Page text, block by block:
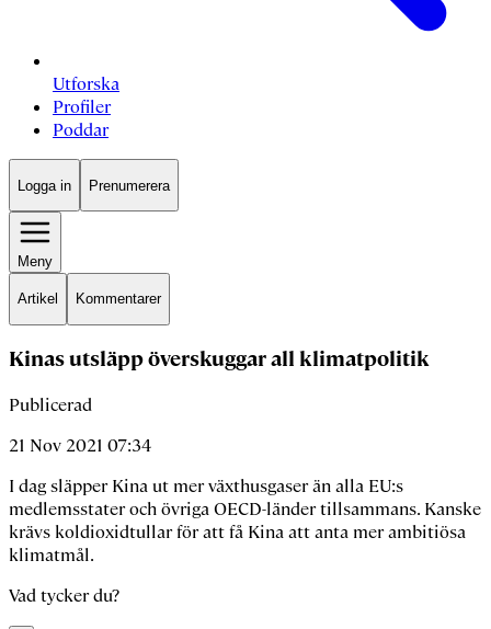
Utforska
Profiler
Poddar
Logga in Prenumerera
Meny
Artikel Kommentarer
Kinas utsläpp överskuggar all klimatpolitik
Publicerad
21 Nov 2021 07:34
I dag släpper Kina ut mer växthusgaser än alla EU:s
medlemsstater och övriga OECD-länder tillsammans. Kanske
krävs koldioxidtullar för att få Kina att anta mer ambitiösa
klimatmål.
Vad tycker du?